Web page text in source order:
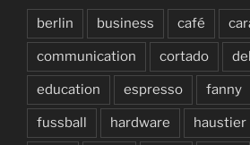
berlin business café
communication cortado
education espresso fanny
fussball hardware haustier